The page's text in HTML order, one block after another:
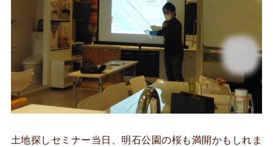
土地探しセミナー当日、明石公園の桜も満開かもしれま